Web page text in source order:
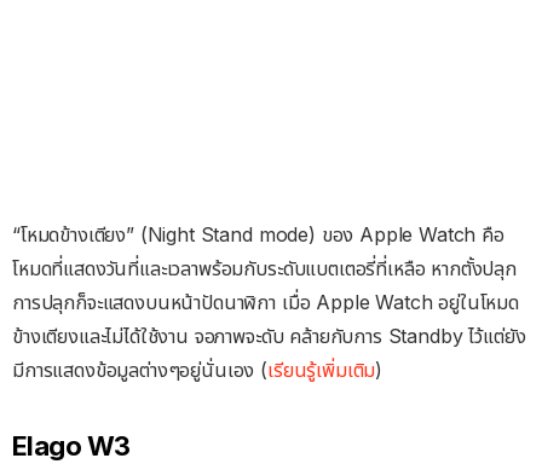
“โหมดข้างเตียง” (Night Stand mode) ของ Apple Watch คือ
โหมดที่แสดงวันที่และเวลาพร้อมกับระดับแบตเตอรี่ที่เหลือ หากตั้งปลุก
การปลุกก็จะแสดงบนหน้าปัดนาฬิกา เมื่อ Apple Watch อยู่ในโหมด
ข้างเตียงและไม่ได้ใช้งาน จอภาพจะดับ คล้ายกับการ Standby ไว้แต่ยัง
มีการแสดงข้อมูลต่างๆอยู่นั่นเอง (เรียนรู้เพิ่มเติม)
Elago W3